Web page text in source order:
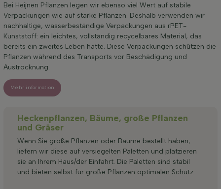
Bei Heijnen Pflanzen legen wir ebenso viel Wert auf stabile
Verpackungen wie auf starke Pflanzen. Deshalb verwenden wir
nachhaltige, wasserbeständige Verpackungen aus rPET-
Kunststoff: ein leichtes, vollständig recycelbares Material, das
bereits ein zweites Leben hatte. Diese Verpackungen schützen die
Pflanzen während des Transports vor Beschädigung und
Austrocknung.
Mehr information
Heckenpflanzen, Bäume, große Pflanzen
und Gräser
Wenn Sie große Pflanzen oder Bäume bestellt haben,
liefern wir diese auf versiegelten Paletten und platzieren
sie an Ihrem Haus/der Einfahrt. Die Paletten sind stabil
und bieten selbst für große Pflanzen optimalen Schutz.